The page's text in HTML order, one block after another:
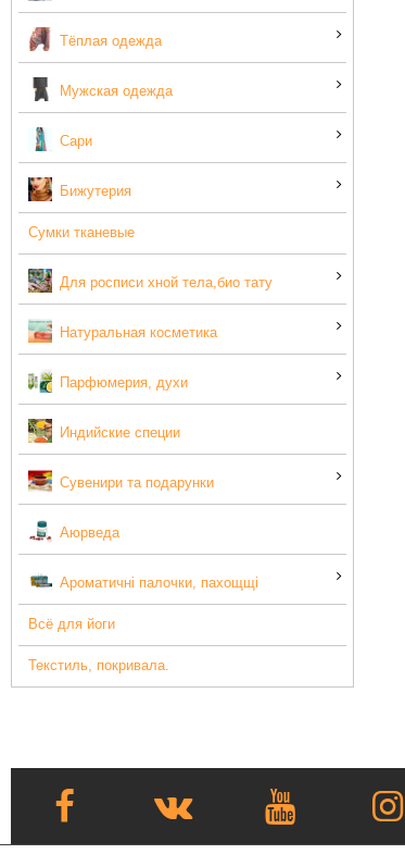
Тёплая одежда
Мужская одежда
Сари
Бижутерия
Сумки тканевые
Для росписи хной тела,био тату
Натуральная косметика
Парфюмерия, духи
Индийские специи
Сувенири та подарунки
Аюрведа
Ароматичні палочки, пахощщі
Всё для йоги
Текстиль, покривала.